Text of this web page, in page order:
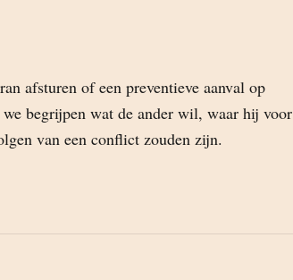
afsturen of een preventieve aanval op
begrijpen wat de ander wil, waar hij voor
van een conflict zouden zijn.